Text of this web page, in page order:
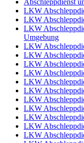
Abschleppdienst
LKW
LKW
LKW
Umgebung
LKW
LKW
LKW
LKW
LKW
LKW
LKW
LKW
LKW
LKW
LKW